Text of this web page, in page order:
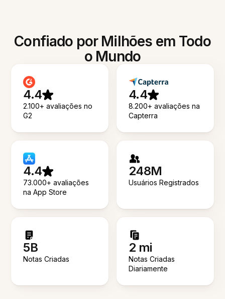
Confiado por Milhões em Todo
o Mundo
4.4
2.100+ avaliações no
G2
4.4
8.200+ avaliações na
Capterra
4.4
73.000+ avaliações
na App Store
248M
Usuários Registrados
5B
Notas Criadas
2 mi
Notas Criadas
Diariamente